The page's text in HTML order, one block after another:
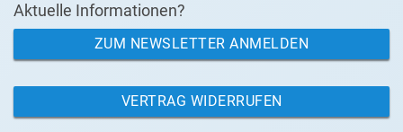
Aktuelle Informationen?
ZUM NEWSLETTER ANMELDEN
VERTRAG WIDERRUFEN